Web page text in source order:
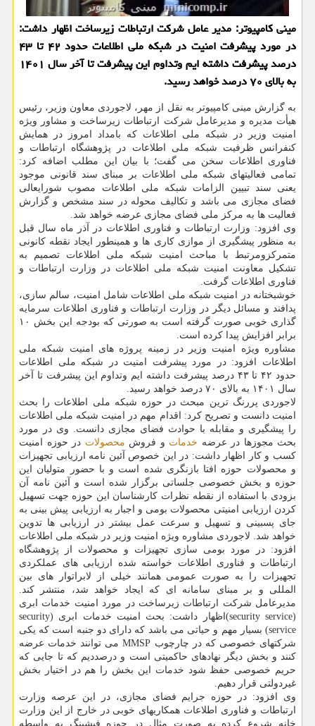
مینی کامپیوتر: مدیر عامل شرکت ارتباطات زیرساخت اظهار داشت:
در مورد پیشرفت امنیت در شبکه ملی اطلاعات حدود ۴۲ تا ۴۳
درصد پیشرفت داشته ایم وتداوم این پیشرفت تا آخر سال ۱۴۰۱
به بالای ۷۰ درصد خواهد رسید.
به گزارش مینی کامپیوتر به نقل از مهر، لاجوردی معاون وزیر، رئیس
هیأت مدیره و مدیرعامل شرکت ارتباطات زیرساخت و مشاور ویژه
امنیت وزیر در شبکه ملی اطلاعات که بامداد امروز در همایش
کنفرانس ظرفیت شبکه ملی اطلاعات در پژوهشگاه ارتباطات و
فناوری اطلاعات سخن می گفت؛ با بیان این مطلب اضافه کرد:
تمامی فعالیتهای شبکه ملی اطلاعات بر مبنای سند قانونی موجود
یعنی سند تبیین الزامات شبکه ملی اطلاعات مصوب شورایعالی
فضای مجازی می باشد و تکالیف محوله در سند مشخص و گزارش
فعالیت ها به مرکز ملی فضای مجازی عرضه خواهد شد.
وی افزود: وزارت ارتباطات و فناوری اطلاعات در آذر ماه سال قبل
به منظور پیشگیری از موازی کاری ها و همینطور ایجاد نقطه کانونی
متمرکزومرتبط با مباحث امنیت شبکه ملی اطلاعات تصمیم به
تشکیل معاونت امنیت شبکه ملی اطلاعات در وزارت ارتباطات و
فناوری اطلاعات گرفت.
خوشبختانه در امنیت شبکه ملی اطلاعات شامل امنیت، سالم سازی،
پدافند و مسائل دیگر در وزارت ارتباطات و فناوری اطلاعات سرمایه
گذاری خوبی صورت گرفته است به صورتی که بودجه این بخش ۱۰
برابر افزایش پیدا کرده است.
مشاوره ویژه امنیت وزیر در زمینه پروژه های امنیت شبکه ملی
اطلاعات افزود: در مورد پیشرفت امنیت در شبکه ملی اطلاعات
حدود ۴۲ تا ۴۳ درصد پیشرفت داشته ایم وتداوم این پیشرفت تا آخر
سال ۱۴۰۱ به بالای ۷۰ درصد خواهد رسید.
لاجوردی پررنگ ترین مبحث در حوزه شبکه ملی اطلاعات را بحث
امنیت دانست و تصریح کرد: اقدام مهم در امنیت شبکه ملی اطلاعات
را پیشگیری و مقابله با حوادث فضای مجازی دانست. وی در مورد
بحث مجوزها در عرضه خدمات و فروش محصولات در حوزه امنیت
کسب و کار اظهار داشت: در این خصوص آئین نامه ارزیابی تجهیزات
و محصولات حوزه افتا بازنگری شده است و با حضور متولیان این
حوزه و بخش خصوصی جلساتی برگزار شده است و آئین نامه آن
بزودی با استفاده از نقطه نظرات کارشناسان این حوزه جهت تسهیل
کردن ارزیابی امنیتی محصولات بومی و اجبار به ارزیابی پیش بینی به
جای پسبینی و تسهیل و سرعت عمل بیشتر در ارزیابی ها تدوین
خواهد شد. لاجوردی مشاوره ویژه امنیت وزیر در شبکه ملی اطلاعات
افزود: در مورد بومی سازی تجهیزات و محصولات از پژوهشگاه
ارتباطات و فناوری اطلاعات خواسته شده ارزیابی های عملکردی
تجهیزات را به صورت عمومی همانند خیلی از لابراتوار های بین
المللی و بر مبنای سامانه ای که ایجاد خواهد شد، منتشر کند.
مدیرعامل شرکت ارتباطات زیرساخت در مورد امنیت خدمات ابری
(security service)اظهار داشت: بحث امنیت خدمات ابری (security
service) بسیار مهم و حیاتی می باشد که دارای دو جنبه است که یکی
شرکتهای خصوصی که در چارچوب MMSP می توانند خدمات عرضه
کنند و بخش دیگر نهادهای حاکمیتی است و درصددیم که تا جایی که
حریم خصوصی حفظ شود خدمات این بخش را هم در اختیار بخش
غیردولتی قرار دهیم.
وی افزود: در حوزه جرایم فضای مجازی، در این عرصه وزارت
ارتباطات و فناوری اطلاعات همکاریهای خوبی در خارج از این وزارت
خانه شروع کرده به صورت مثال در حوزه فیشینگ به واسطه